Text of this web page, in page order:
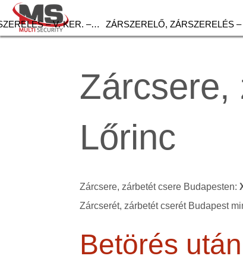
– V. KER. –… ZÁRSZERELŐ, ZÁRSZERELÉS –
Zárcsere,
Lőrinc
Zárcsere, zárbetét csere Budapesten:
Zárcserét, zárbetét cserét Budapest
Betörés